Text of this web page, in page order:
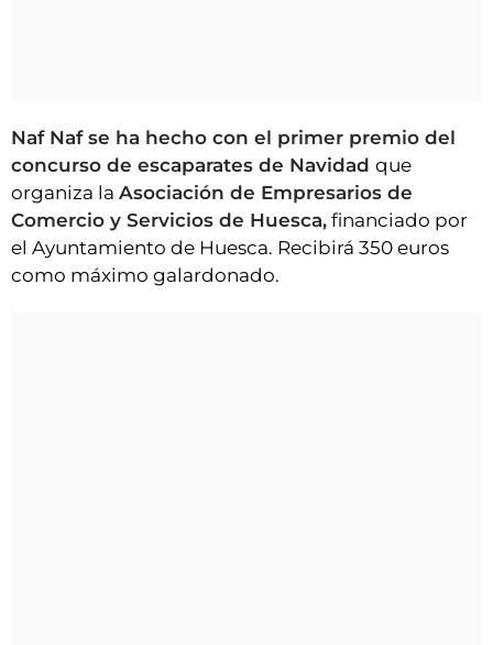
ESQUELAS
CLUB DEL AMIGO MILITANTE
INICIAR SESIÓN
Naf Naf se ha hecho con el primer premio del
concurso de escaparates de Navidad que
organiza la Asociación de Empresarios de
Comercio y Servicios de Huesca, financiado por
el Ayuntamiento de Huesca. Recibirá 350 euros
como máximo galardonado.